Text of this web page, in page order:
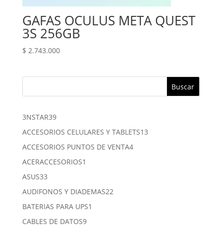
GAFAS OCULUS META QUEST
3S 256GB
$ 2.743.000
Buscar
3NSTAR3939
productos
ACCESORIOS CELULARES Y TABLETS1313
ACCESORIOS PUNTOS DE VENTA44
ACERACCESORIOS1
ASUS3333
productos
AUDIFONOS Y DIADEMAS2222
BATERIAS PARA UPS1
CABLES DE DATOS99